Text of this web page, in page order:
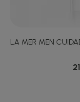
LA MER MEN